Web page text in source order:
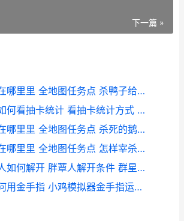
下一篇 »
鹅鸭杀任务点在哪里里 全地图任务点 杀鸭子给鹅看是什么意思
崩坏星穹铁道如何看抽卡统计 看抽卡统计方式 崩坏星穹铁道如何更改手机号
鹅鸭杀任务点在哪里里 全地图任务点 杀死的鹅与鸭子的区别
鹅鸭杀任务点在哪里里 全地图任务点 怎样宰杀鹅鸭
群星纪元胖蕈人如何解开 胖蕈人解开条件 群星纪元胖蕈人怎么解锁
小鸡模拟器如何用金手指 小鸡模拟器金手指运用方式 小鸡模拟器如何联机玩游戏